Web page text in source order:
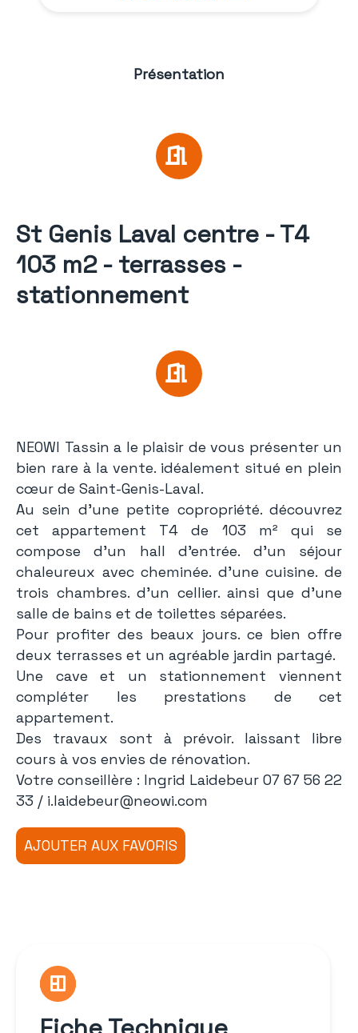
Présentation
St Genis Laval centre - T4
103 m2 - terrasses -
stationnement
NEOWI Tassin a le plaisir de vous présenter un
bien rare à la vente. idéalement situé en plein
cœur de Saint-Genis-Laval.
Au sein d'une petite copropriété. découvrez
cet appartement T4 de 103 m² qui se
compose d'un hall d'entrée. d'un séjour
chaleureux avec cheminée. d'une cuisine. de
trois chambres. d'un cellier. ainsi que d'une
salle de bains et de toilettes séparées.
Pour profiter des beaux jours. ce bien offre
deux terrasses et un agréable jardin partagé.
Une cave et un stationnement viennent
compléter les prestations de cet
appartement.
Des travaux sont à prévoir. laissant libre
cours à vos envies de rénovation.
Votre conseillère : Ingrid Laidebeur 07 67 56 22
33 / i.laidebeur@neowi.com